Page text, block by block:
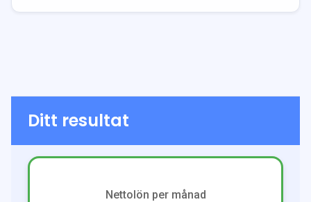
Ditt resultat
Nettolön per månad